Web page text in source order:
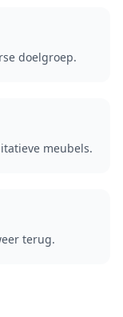
doelgroep.
meubels.
terug.